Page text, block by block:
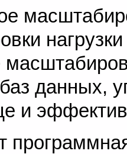
данных,
и